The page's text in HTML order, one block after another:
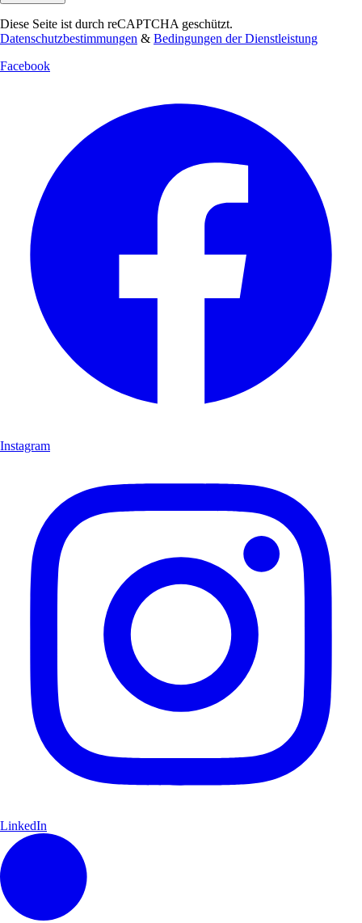
Diese Seite ist durch reCAPTCHA geschützt.
Datenschutzbestimmungen & Bedingungen der Dienstleistung
Facebook
Instagram
LinkedIn